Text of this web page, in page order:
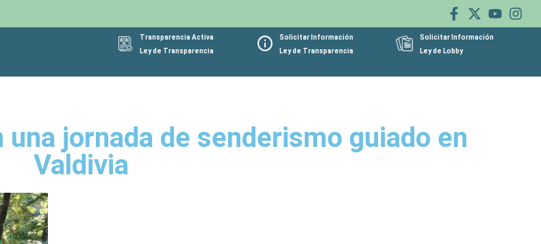
Transparencia Activa
Ley de Transparencia
Solicitar Información
Ley de Transparencia
Solicitar Información
Ley de Lobby
jornada de senderismo guiado en
Valdivia